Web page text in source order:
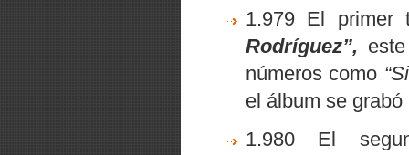
1.979 El primer
Rodríguez”,
números como
el álbum se
1.980 El